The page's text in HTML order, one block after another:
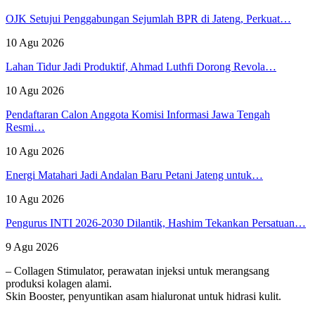
OJK Setujui Penggabungan Sejumlah BPR di Jateng, Perkuat…
10 Agu 2026
Lahan Tidur Jadi Produktif, Ahmad Luthfi Dorong Revola…
10 Agu 2026
Pendaftaran Calon Anggota Komisi Informasi Jawa Tengah
Resmi…
10 Agu 2026
Energi Matahari Jadi Andalan Baru Petani Jateng untuk…
10 Agu 2026
Pengurus INTI 2026-2030 Dilantik, Hashim Tekankan Persatuan…
9 Agu 2026
– Collagen Stimulator, perawatan injeksi untuk merangsang
produksi kolagen alami.
Skin Booster, penyuntikan asam hialuronat untuk hidrasi kulit.